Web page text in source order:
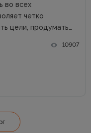
во всех
четко
цели, продумать
Чтобы получить
(РК), нужно
10907